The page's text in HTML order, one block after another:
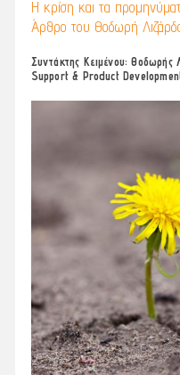
Η κρίση και τα
Άρθρο του Θοδωρή
Συντάκτης Κειμένου:
Support & Product